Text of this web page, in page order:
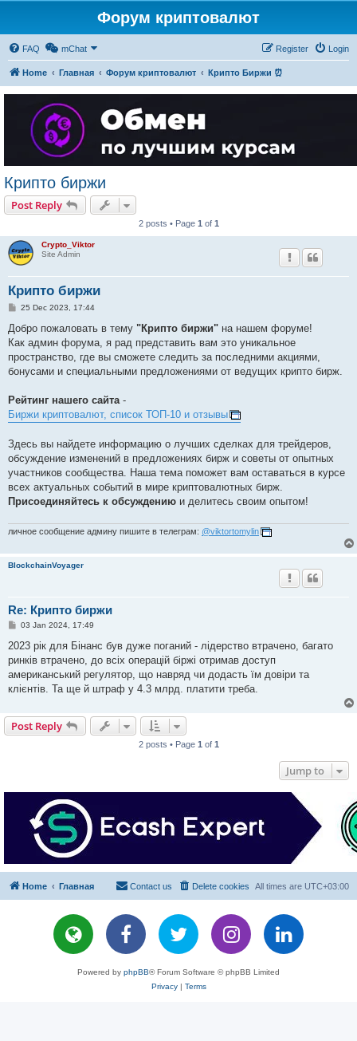
Форум криптовалют
FAQ mChat Login
Register
Home Главная Форум криптовалют Крипто Биржи ⏰
Крипто биржи
Post Reply
2 posts • Page 1 of 1
Crypto_Viktor
Site Admin
Крипто биржи
P
s
25 Dec 2023, 17:44
Добро пожаловать в тему "Крипто биржи" на нашем форуме!
Как админ форума, я рад представить вам это уникальное
пространство, где вы сможете следить за последними акциями,
бонусами и специальными предложениями от ведущих крипто бирж.
Рейтинг нашего сайта -
Биржи криптовалют, список ТОП-10 и отзывы
Здесь вы найдете информацию о лучших сделках для трейдеров,
обсуждение изменений в предложениях бирж и советы от опытных
участников сообщества. Наша тема поможет вам оставаться в курсе
всех актуальных событий в мире криптовалютных бирж.
Присоединяйтесь к обсуждению и делитесь своим опытом!
личное сообщение админу пишите в телеграм: @viktortomylin
BlockchainVoyager
Re: Крипто биржи
P
s
03 Jan 2024, 17:49
2023 рік для Бінанс був дуже поганий - лідерство втрачено, багато
ринків втрачено, до всіх операцій біржі отримав доступ
американський регулятор, що навряд чи додасть їм довіри та
клієнтів. Та ще й штраф у 4.3 млрд. платити треба.
Post Reply
2 posts • Page 1 of 1
Jump to
Home Главная All times are UTC+03:00
Delete cookies
Contact us
Powered by phpBB® Forum Software © phpBB Limited
Privacy| Terms